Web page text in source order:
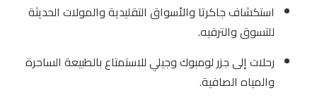
استكشاف جاكرتا والأسواق التقليدية والمولات الحديثة
للتسوق والترفيه.
رحلات إلى جزر لومبوك وجيلي للاستمتاع بالطبيعة الساحرة
والمياه الصافية.